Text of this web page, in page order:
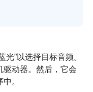
光”以选择目标音频。
驱动器。然后，它会
。